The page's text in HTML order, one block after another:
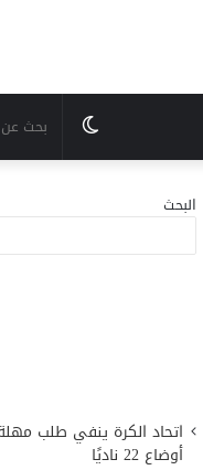
الوضع
البحث
اتحاد الكرة ينفي طلب
أوضاع 22 ناديًا